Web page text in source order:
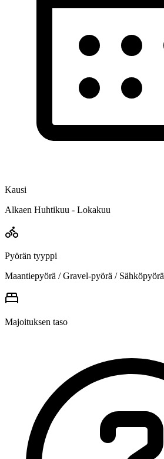
Kausi
Alkaen Huhtikuu - Lokakuu
Pyörän tyyppi
Maantiepyörä / Gravel-pyörä / Sähköpyörä
Majoituksen taso